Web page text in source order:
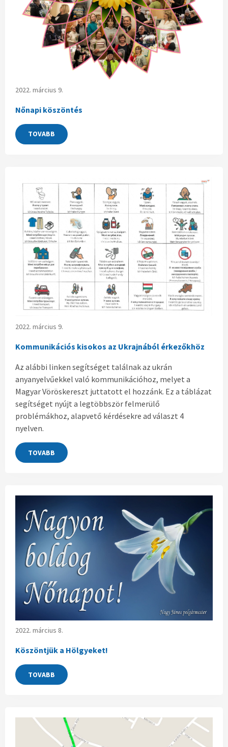
2022. március 9.
Nőnapi köszöntés
TOVABB
2022. március 9.
Kommunikációs kisokos az Ukrajnából érkezőkhöz
Az alábbi linken segítséget találnak az ukrán
anyanyelvűekkel való kommunikációhoz, melyet a
Magyar Vöröskereszt juttatott el hozzánk. Ez a táblázat
segítséget nyújt a legtöbbször felmerülő
problémákhoz, alapvető kérdésekre ad választ 4
nyelven.
TOVABB
2022. március 8.
Köszöntjük a Hölgyeket!
TOVABB